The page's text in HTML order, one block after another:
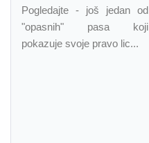
Pogledajte - još jedan od
"opasnih" pasa koji
pokazuje svoje pravo lic...